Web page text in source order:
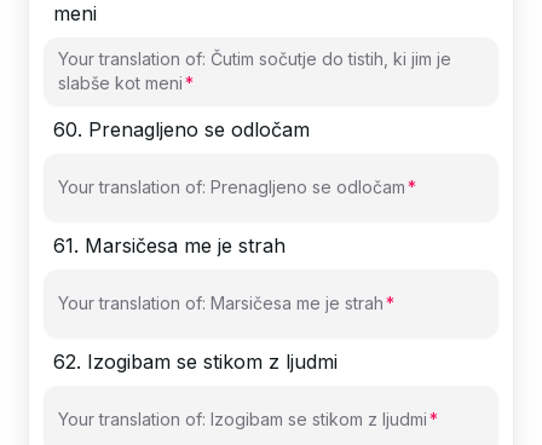
meni
Your translation of: Čutim sočutje do tistih, ki jim je
slabše kot meni
60. Prenagljeno se odločam
Your translation of: Prenagljeno se odločam
61. Marsičesa me je strah
Your translation of: Marsičesa me je strah
62. Izogibam se stikom z ljudmi
Your translation of: Izogibam se stikom z ljudmi